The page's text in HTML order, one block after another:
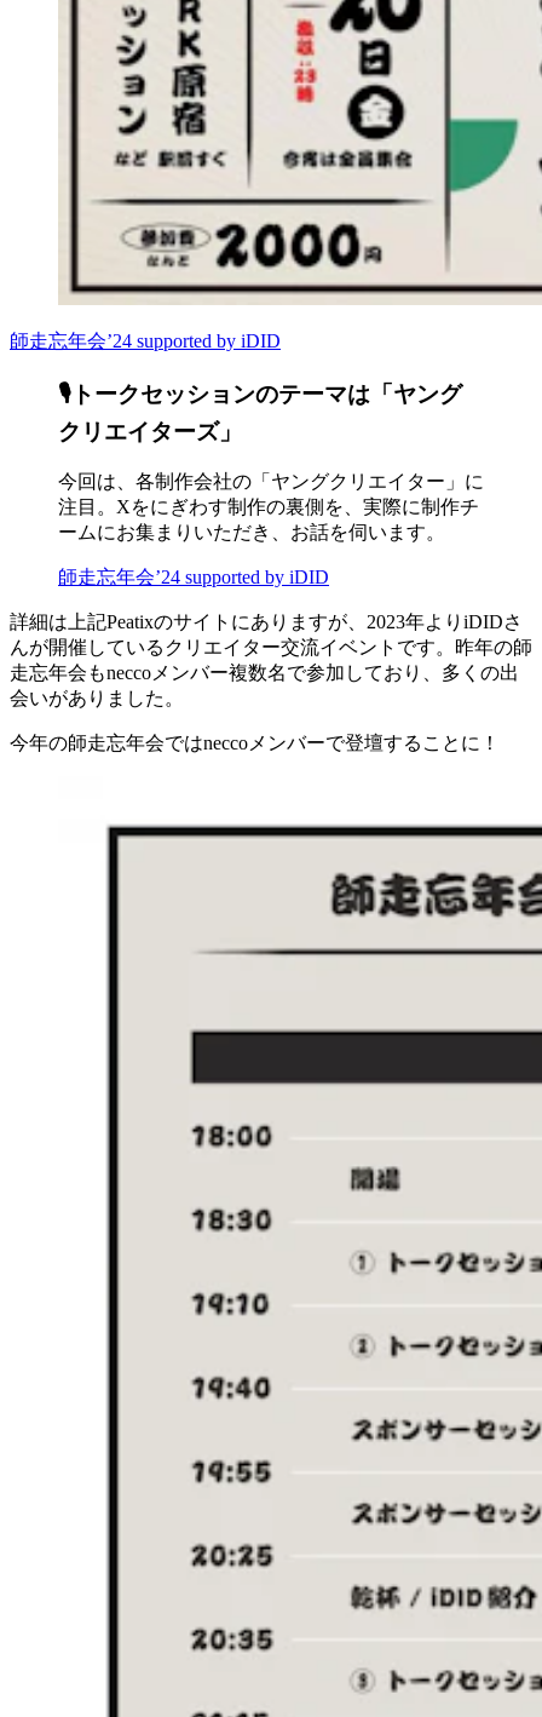
師走忘年会’24 supported by iDID
🎙トークセッションのテーマは「ヤング
クリエイターズ」
今回は、各制作会社の「ヤングクリエイター」に
注目。Xをにぎわす制作の裏側を、実際に制作チ
ームにお集まりいただき、お話を伺います。
師走忘年会’24 supported by iDID
詳細は上記Peatixのサイトにありますが、2023年よりiDIDさ
んが開催しているクリエイター交流イベントです。昨年の師
走忘年会もneccoメンバー複数名で参加しており、多くの出
会いがありました。
今年の師走忘年会ではneccoメンバーで登壇することに！